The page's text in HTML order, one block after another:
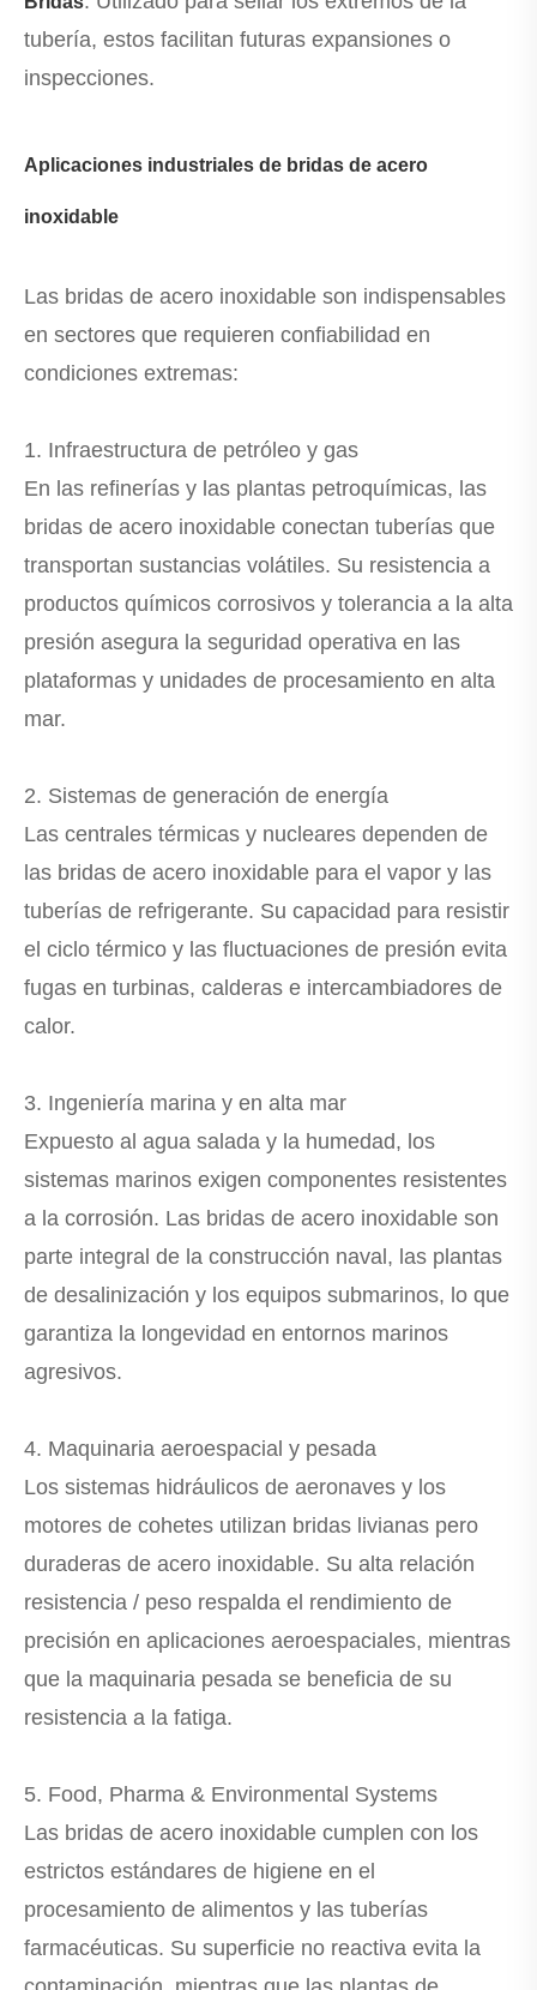
tubería, estos facilitan futuras expansiones o
inspecciones.
Aplicaciones industriales de bridas de acero
inoxidable
Las bridas de acero inoxidable son indispensables
en sectores que requieren confiabilidad en
condiciones extremas:
1. Infraestructura de petróleo y gas
En las refinerías y las plantas petroquímicas, las
bridas de acero inoxidable conectan tuberías que
transportan sustancias volátiles. Su resistencia a
productos químicos corrosivos y tolerancia a la alta
presión asegura la seguridad operativa en las
plataformas y unidades de procesamiento en alta
mar.
2. Sistemas de generación de energía
Las centrales térmicas y nucleares dependen de
las bridas de acero inoxidable para el vapor y las
tuberías de refrigerante. Su capacidad para resistir
el ciclo térmico y las fluctuaciones de presión evita
fugas en turbinas, calderas e intercambiadores de
calor.
3. Ingeniería marina y en alta mar
Expuesto al agua salada y la humedad, los
sistemas marinos exigen componentes resistentes
a la corrosión. Las bridas de acero inoxidable son
parte integral de la construcción naval, las plantas
de desalinización y los equipos submarinos, lo que
garantiza la longevidad en entornos marinos
agresivos.
4. Maquinaria aeroespacial y pesada
Los sistemas hidráulicos de aeronaves y los
motores de cohetes utilizan bridas livianas pero
duraderas de acero inoxidable. Su alta relación
resistencia / peso respalda el rendimiento de
precisión en aplicaciones aeroespaciales, mientras
que la maquinaria pesada se beneficia de su
resistencia a la fatiga.
5. Food, Pharma & Environmental Systems
Las bridas de acero inoxidable cumplen con los
estrictos estándares de higiene en el
procesamiento de alimentos y las tuberías
farmacéuticas. Su superficie no reactiva evita la